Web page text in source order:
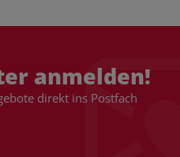
anmelden!
direkt ins Postfach